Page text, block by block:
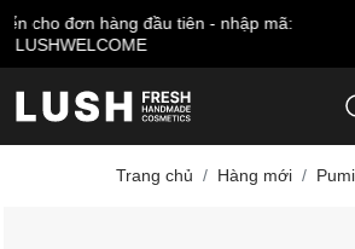
Miễn phí giao hàng cho đơn từ
Trang chủ Hàng mới